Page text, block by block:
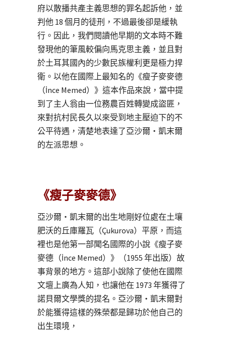
府以散播共產主義思想的罪名起訴他，並
判他 18 個月的徒刑，不過最後卻是緩執
行。因此，我們閱讀他早期的文本時不難
發現他的筆風較偏向馬克思主義，並且對
於土耳其國內的少數民族權利更是極力捍
衛。以他在國際上最知名的《瘦子麥麥德
（İnce Memed）》這本作品來說，當中提
到了主人翁由一位務農百姓轉變成盜匪，
來對抗村民長久以來受到地主壓迫下的不
公平待遇，清楚地表達了亞沙爾・凱末爾
的左派思想。
《瘦子麥麥德》
亞沙爾・凱末爾的出生地剛好位處在土壤
肥沃的丘庫羅瓦（Çukurova）平原，而這
裡也是他第一部聞名國際的小說《瘦子麥
麥德（İnce Memed）》（1955 年出版）故
事背景的地方。這部小說除了使他在國際
文壇上廣為人知，也讓他在 1973 年獲得了
諾貝爾文學獎的提名。亞沙爾・凱末爾對
於能獲得這樣的殊榮都是歸功於他自己的
出生環境，